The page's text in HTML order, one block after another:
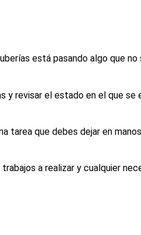
está pasando algo que
revisar el estado en el que se
tarea que debes dejar en
a realizar y cualquier